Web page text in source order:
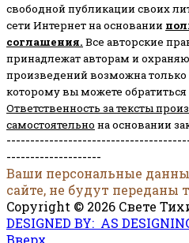
свободной публикации своих
сети Интернет на основании
соглашения. Все авторские
принадлежат авторам и
произведений возможна только
которому вы можете обратиться
Ответственность за тексты
самостоятельно на основании
--------------------
Ваши персональные
сайте, не будут переданы
Copyright © 2026 Свете
DESIGNED BY: AS
Вверх